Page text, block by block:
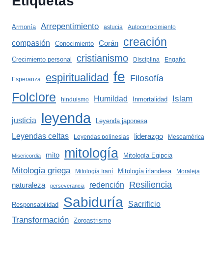
Armonía Arrepentimiento astucia Autoconocimiento
compasión Conocimiento Corán creación
Crecimiento personal cristianismo Disciplina Engaño
Esperanza espiritualidad fe Filosofía
Folclore hinduismo Humildad Inmortalidad Islam
justicia leyenda Leyenda japonesa
Leyendas celtas Leyendas polinesias liderazgo Mesoamérica
Misericordia mito mitología Mitología Egipcia
Mitología griega Mitología Iraní Mitología irlandesa Moraleja
naturaleza perseverancia redención Resiliencia
Responsabilidad Sabiduría Sacrificio
Transformación Zoroastrismo